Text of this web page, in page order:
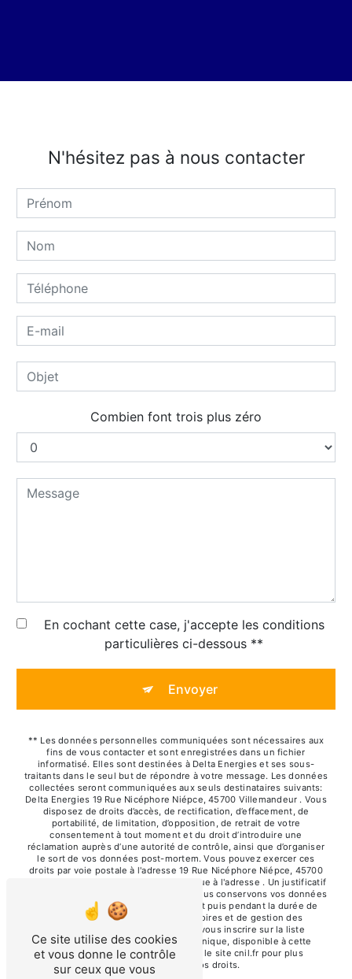
N'hésitez pas à nous contacter
Combien font trois plus zéro
En cochant cette case, j'accepte les conditions
particulières ci-dessous **
Envoyer
** Les données personnelles communiquées sont nécessaires aux
fins de vous contacter et sont enregistrées dans un fichier
informatisé. Elles sont destinées à Delta Energies et ses sous-
traitants dans le seul but de répondre à votre message. Les données
collectées seront communiquées aux seuls destinataires suivants:
Delta Energies 19 Rue Nicéphore Niépce, 45700 Villemandeur . Vous
disposez de droits d’accès, de rectification, d’effacement, de
portabilité, de limitation, d’opposition, de retrait de votre
consentement à tout moment et du droit d’introduire une
réclamation auprès d’une autorité de contrôle, ainsi que d’organiser
le sort de vos données post-mortem. Vous pouvez exercer ces
droits par voie postale à l'adresse 19 Rue Nicéphore Niépce, 45700
Villemandeur ou par courrier électronique à l'adresse . Un justificatif
d'identité pourra vous être demandé. Nous conservons vos données
pendant la période de prise de contact puis pendant la durée de
prescription légale aux fins probatoires et de gestion des
contentieux. Vous avez le droit de vous inscrire sur la liste
d'opposition au démarchage téléphonique, disponible à cette
adresse:Bloctel.gouv.fr. Consultez le site cnil.fr pour plus
d’informations sur vos droits.
Ce site utilise des cookies
et vous donne le contrôle
sur ceux que vous